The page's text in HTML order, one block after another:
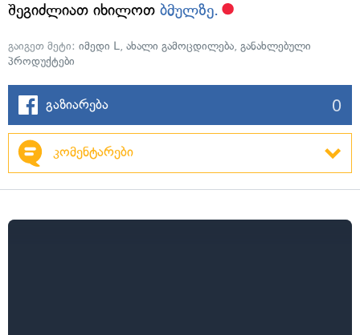
შეგიძლიათ იხილოთ ბმულზე.
გაიგეთ მეტი: იმედი L, ახალი გამოცდილება, განახლებული
პროდუქტები
გაზიარება 0
კომენტარები